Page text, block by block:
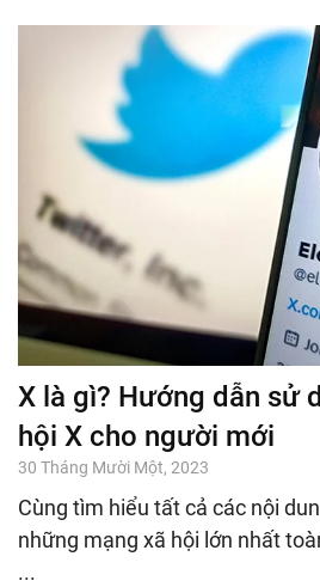
X là gì? Hướng dẫn sử
hội X cho người mới
30 Tháng Mười Một, 2023
Cùng tìm hiểu tất cả các nội
những mạng xã hội lớn nhất
...